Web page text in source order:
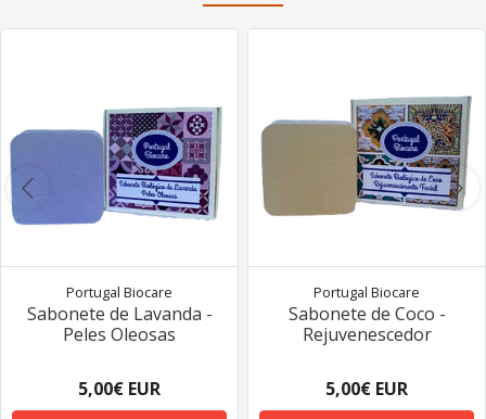
Portugal Biocare
Sabonete de Lavanda -
Peles Oleosas
5,00€ EUR
Portugal Biocare
Sabonete de Coco -
Rejuvenescedor
5,00€ EUR